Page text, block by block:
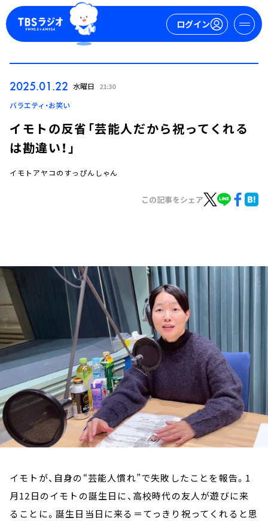
ログイン
ログイン
お知らせ
イベント・グッズ
YouTube
会社情報
2025.01.22 水曜日 21:30
バラエティ・お笑い
イモトの反省「芸能人だから祝ってくれる
は勘違い！」
イモトアヤコのすっぴんしゃん
この記事をシェア
イモトが、自身の“芸能人慣れ”で失敗したことを報告。1
月12日のイモトの誕生日に、高校時代の友人が遊びに来
ることに。誕生日当日に来る＝てっきり祝ってくれると思